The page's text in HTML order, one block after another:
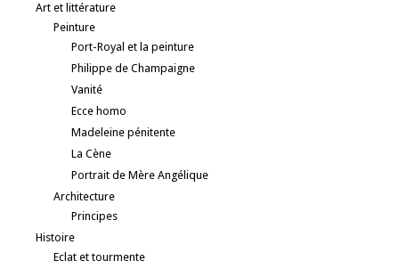
Art et littérature
Peinture
Port-Royal et la peinture
Philippe de Champaigne
Vanité
Ecce homo
Madeleine pénitente
La Cène
Portrait de Mère Angélique
Architecture
Principes
Histoire
Eclat et tourmente